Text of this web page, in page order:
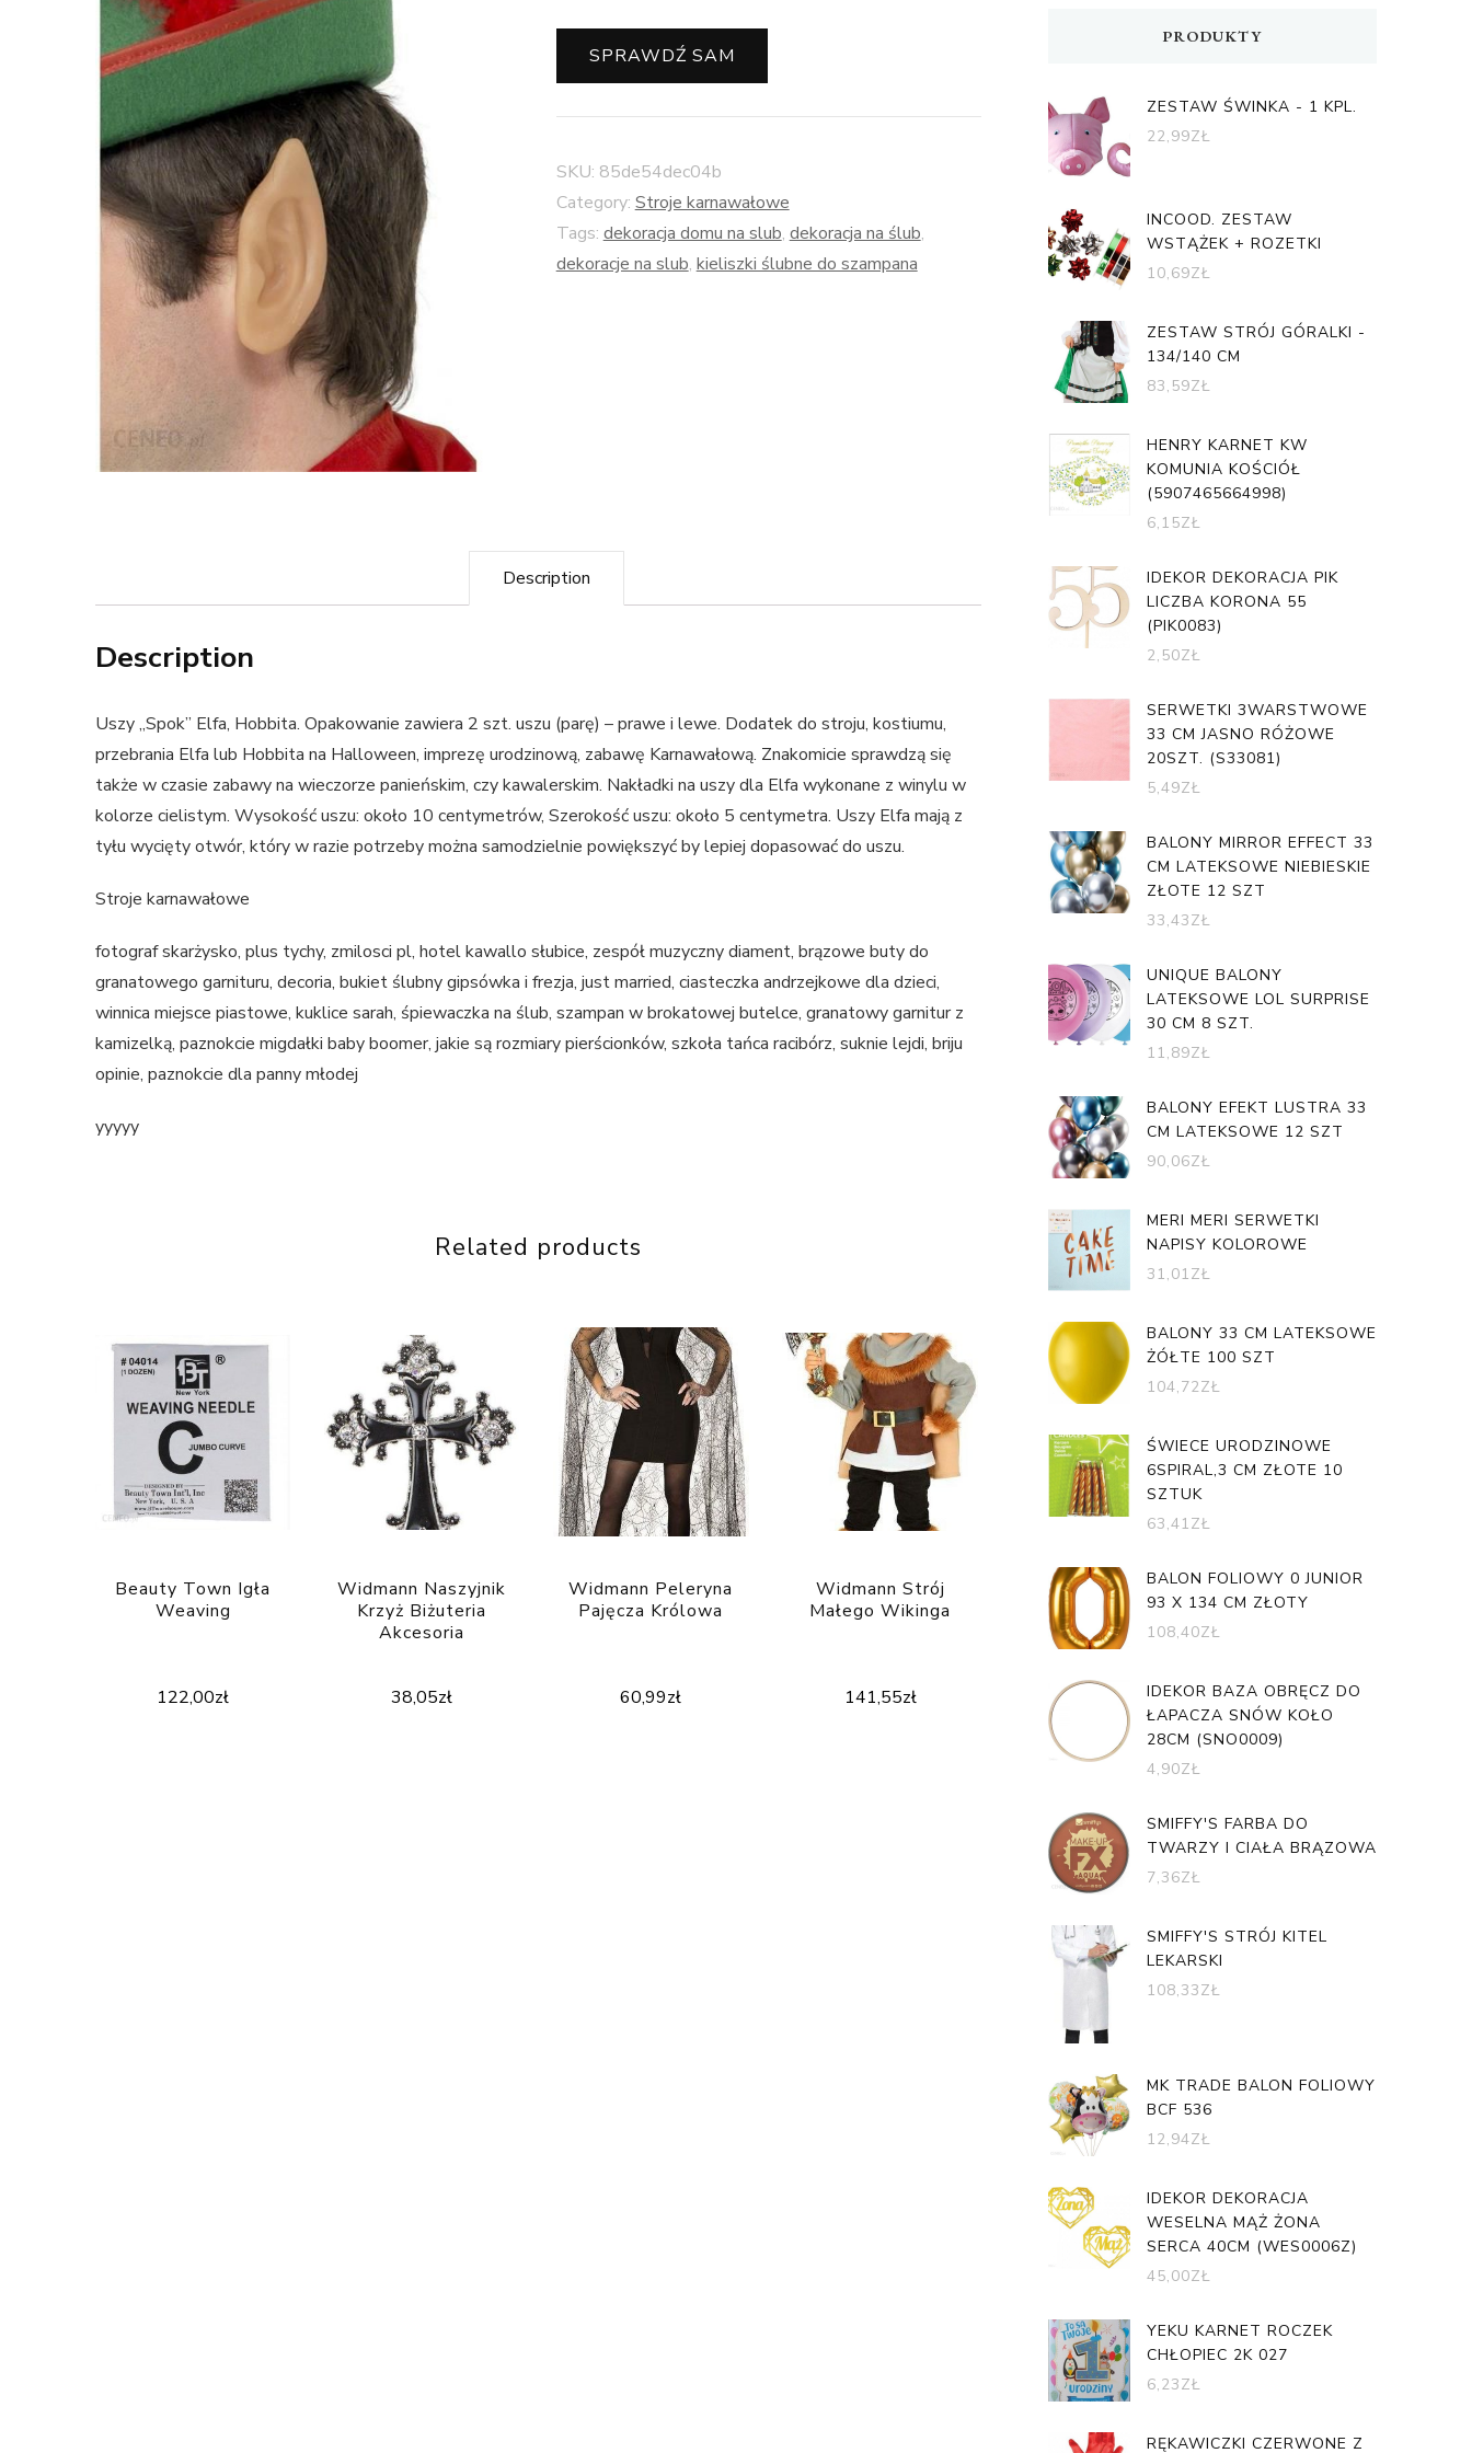
SPRAWDŹ SAM
SKU: 85de54dec04b
Category: Stroje karnawałowe
Tags: dekoracja domu na slub, dekoracja na ślub,
dekoracje na slub, kieliszki ślubne do szampana
Description
Description
Uszy „Spok” Elfa, Hobbita. Opakowanie zawiera 2 szt. uszu (parę) – prawe i lewe. Dodatek do stroju, kostiumu,
przebrania Elfa lub Hobbita na Halloween, imprezę urodzinową, zabawę Karnawałową. Znakomicie sprawdzą się
także w czasie zabawy na wieczorze panieńskim, czy kawalerskim. Nakładki na uszy dla Elfa wykonane z winylu w
kolorze cielistym. Wysokość uszu: około 10 centymetrów, Szerokość uszu: około 5 centymetra. Uszy Elfa mają z
tyłu wycięty otwór, który w razie potrzeby można samodzielnie powiększyć by lepiej dopasować do uszu.
Stroje karnawałowe
fotograf skarżysko, plus tychy, zmilosci pl, hotel kawallo słubice, zespół muzyczny diament, brązowe buty do
granatowego garnituru, decoria, bukiet ślubny gipsówka i frezja, just married, ciasteczka andrzejkowe dla dzieci,
winnica miejsce piastowe, kuklice sarah, śpiewaczka na ślub, szampan w brokatowej butelce, granatowy garnitur z
kamizelką, paznokcie migdałki baby boomer, jakie są rozmiary pierścionków, szkoła tańca racibórz, suknie lejdi, briju
opinie, paznokcie dla panny młodej
yyyyy
Related products
Beauty Town Igła
Weaving
122,00zł
Widmann Naszyjnik
Krzyż Biżuteria
Akcesoria
38,05zł
Widmann Peleryna
Pajęcza Królowa
60,99zł
Widmann Strój
Małego Wikinga
141,55zł
PRODUKTY
ZESTAW ŚWINKA - 1 KPL.
22,99ZŁ
INCOOD. ZESTAW
WSTĄŻEK + ROZETKI
10,69ZŁ
ZESTAW STRÓJ GÓRALKI -
134/140 CM
83,59ZŁ
HENRY KARNET KW
KOMUNIA KOŚCIÓŁ
(5907465664998)
6,15ZŁ
IDEKOR DEKORACJA PIK
LICZBA KORONA 55
(PIK0083)
2,50ZŁ
SERWETKI 3WARSTWOWE
33 CM JASNO RÓŻOWE
20SZT. (S33081)
5,49ZŁ
BALONY MIRROR EFFECT 33
CM LATEKSOWE NIEBIESKIE
ZŁOTE 12 SZT
33,43ZŁ
UNIQUE BALONY
LATEKSOWE LOL SURPRISE
30 CM 8 SZT.
11,89ZŁ
BALONY EFEKT LUSTRA 33
CM LATEKSOWE 12 SZT
90,06ZŁ
MERI MERI SERWETKI
NAPISY KOLOROWE
31,01ZŁ
BALONY 33 CM LATEKSOWE
ŻÓŁTE 100 SZT
104,72ZŁ
ŚWIECE URODZINOWE
6SPIRAL,3 CM ZŁOTE 10
SZTUK
63,41ZŁ
BALON FOLIOWY 0 JUNIOR
93 X 134 CM ZŁOTY
108,40ZŁ
IDEKOR BAZA OBRĘCZ DO
ŁAPACZA SNÓW KOŁO
28CM (SNO0009)
4,90ZŁ
SMIFFY'S FARBA DO
TWARZY I CIAŁA BRĄZOWA
7,36ZŁ
SMIFFY'S STRÓJ KITEL
LEKARSKI
108,33ZŁ
MK TRADE BALON FOLIOWY
BCF 536
12,94ZŁ
IDEKOR DEKORACJA
WESELNA MĄŻ ŻONA
SERCA 40CM (WES0006Z)
45,00ZŁ
YEKU KARNET ROCZEK
CHŁOPIEC 2K 027
6,23ZŁ
RĘKAWICZKI CZERWONE Z